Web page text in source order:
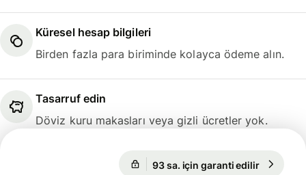
Küresel hesap bilgileri
Birden fazla para biriminde kolayca ödeme alın.
Tasarruf edin
Döviz kuru makasları veya gizli ücretler yok.
93 sa. için garanti edilir